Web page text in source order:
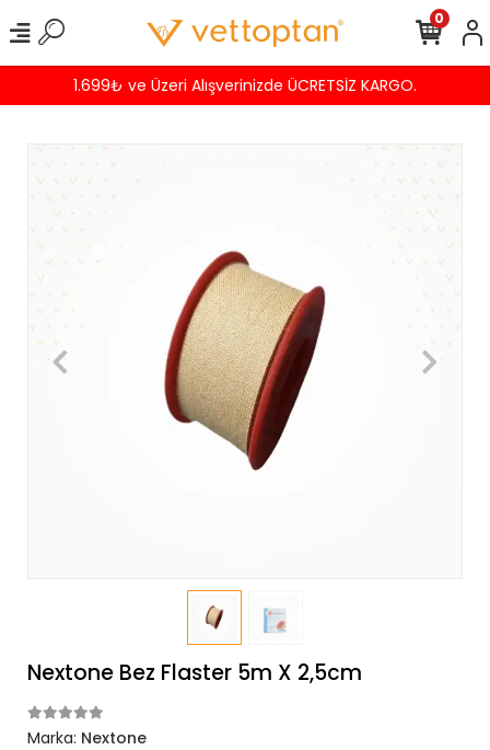
1.699₺ ve Üzeri Alışverinizde ÜCRETSİZ KARGO.
0
Nextone Bez Flaster 5m X 2,5cm
Marka: Nextone